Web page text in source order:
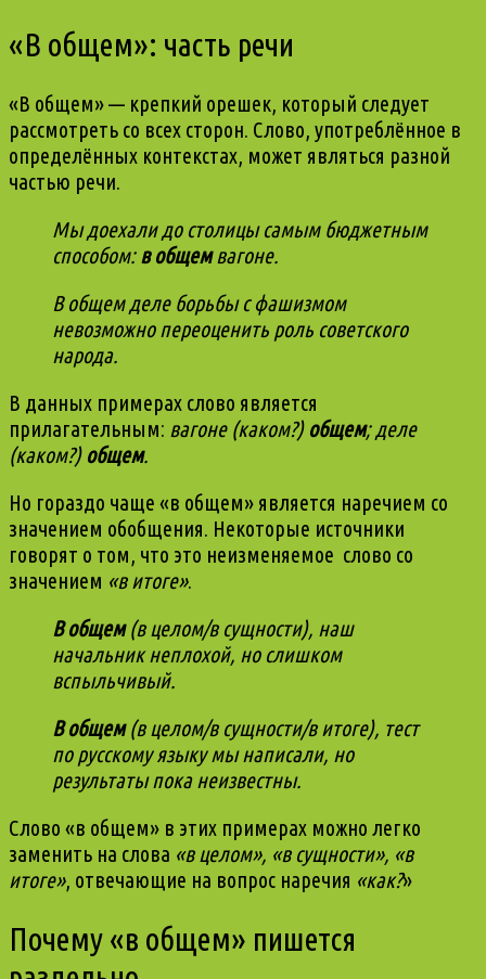
«В общем»: часть речи
«В общем» — крепкий орешек, который следует
рассмотреть со всех сторон. Слово, употреблённое в
определённых контекстах, может являться разной
частью речи.
Мы доехали до столицы самым бюджетным
способом:в общемвагоне.
Вобщемделе борьбы с фашизмом
невозможно переоценить роль советского
народа.
В данных примерах слово является
прилагательным: вагоне (каком?) общем; деле
(каком?) общем.
Но гораздо чаще «в общем» является наречием со
значением обобщения. Некоторые источники
говорят о том, что это неизменяемое слово со
значением «в итоге».
В общем(в целом/в сущности), наш
начальник неплохой, но слишком
вспыльчивый.
В общем(в целом/в сущности/в итоге), тест
по русскому языку мы написали, но
результаты пока неизвестны.
Слово «в общем» в этих примерах можно легко
заменить на слова «в целом», «в сущности», «в
итоге», отвечающие на вопрос наречия «как?»
Почему «в общем» пишется